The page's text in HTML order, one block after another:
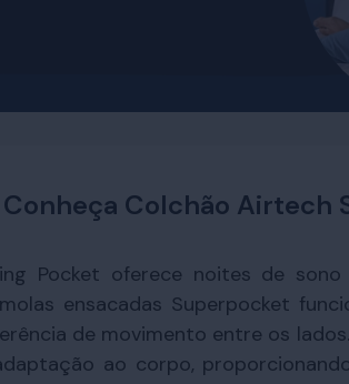
Conheça Colchão Airtech
Pocket oferece noites de
ensacadas Superpocket
de movimento entre os
ao corpo,